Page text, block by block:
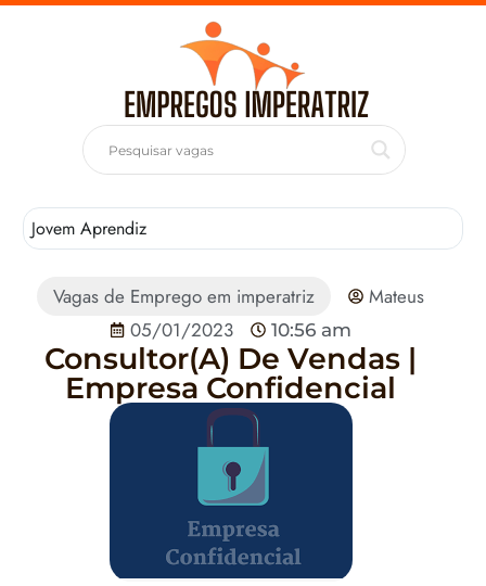
Jovem Aprendiz
Vagas de Emprego em imperatriz
Mateus
05/01/2023
10:56 am
Consultor(A) De Vendas |
Empresa Confidencial